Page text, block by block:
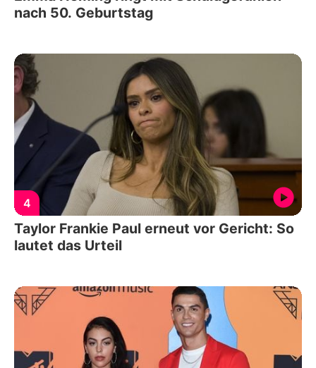
nach 50. Geburtstag
4
Taylor Frankie Paul erneut vor Gericht: So
lautet das Urteil